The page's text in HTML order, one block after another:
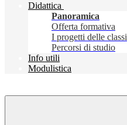
Didattica
Panoramica
Offerta formativa
I progetti delle classi
Percorsi di studio
Info utili
Modulistica